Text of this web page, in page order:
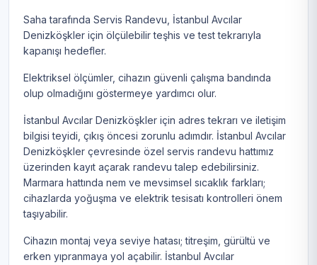
Saha tarafında Servis Randevu, İstanbul Avcılar
Denizköşkler için ölçülebilir teşhis ve test tekrarıyla
kapanışı hedefler.
Elektriksel ölçümler, cihazın güvenli çalışma bandında
olup olmadığını göstermeye yardımcı olur.
İstanbul Avcılar Denizköşkler için adres tekrarı ve iletişim
bilgisi teyidi, çıkış öncesi zorunlu adımdır. İstanbul Avcılar
Denizköşkler çevresinde özel servis randevu hattımız
üzerinden kayıt açarak randevu talep edebilirsiniz.
Marmara hattında nem ve mevsimsel sıcaklık farkları;
cihazlarda yoğuşma ve elektrik tesisatı kontrolleri önem
taşıyabilir.
Cihazın montaj veya seviye hatası; titreşim, gürültü ve
erken yıpranmaya yol açabilir. İstanbul Avcılar